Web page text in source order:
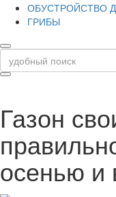
ОБУСТРОЙСТВО
ГРИБЫ
Газон
осенью и